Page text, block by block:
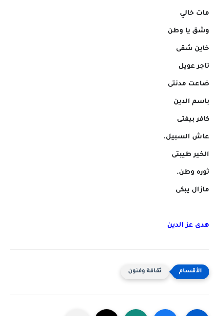
مات خالي
وشق يا وطن
خاين شقى
تاجر عويل
ضاعت مدنتى
باسم الدين
كافر بيفتى
عاش السبيل.
الخير طيبتى
ثوره وطن.
مازال يبكى
هدى عز الدين
ثقافة وفنون